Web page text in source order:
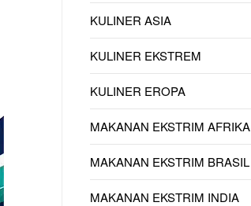
KULINER ASIA
KULINER EKSTREM
KULINER EROPA
MAKANAN EKSTRIM AFRIKA
MAKANAN EKSTRIM BRASIL
MAKANAN EKSTRIM INDIA